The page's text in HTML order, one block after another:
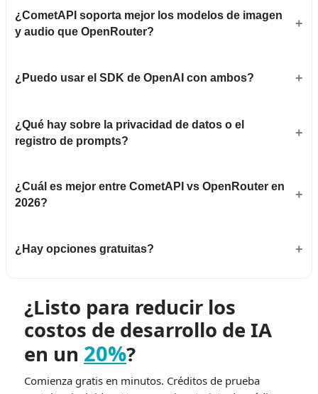
¿CometAPI soporta mejor los modelos de imagen
y audio que OpenRouter?
¿Puedo usar el SDK de OpenAI con ambos?
¿Qué hay sobre la privacidad de datos o el
registro de prompts?
¿Cuál es mejor entre CometAPI vs OpenRouter en
2026?
¿Hay opciones gratuitas?
¿Listo para reducir los
costos de desarrollo de IA
en un 20%?
Comienza gratis en minutos. Créditos de prueba